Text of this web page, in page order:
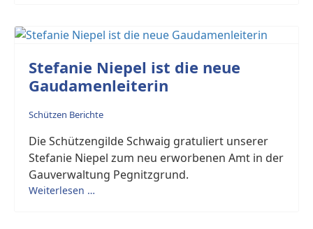
Stefanie Niepel ist die neue
Gaudamenleiterin
Schützen Berichte
Die Schützengilde Schwaig gratuliert unserer
Stefanie Niepel zum neu erworbenen Amt in der
Gauverwaltung Pegnitzgrund.
Weiterlesen …